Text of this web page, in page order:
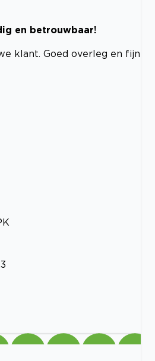
en betrouwbaar!
klant. Goed overleg en fijn